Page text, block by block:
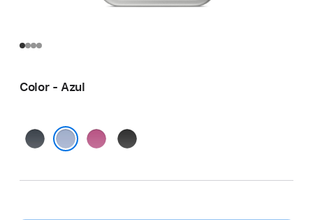
Color - Azul
Azul
marino
Rosa Negro